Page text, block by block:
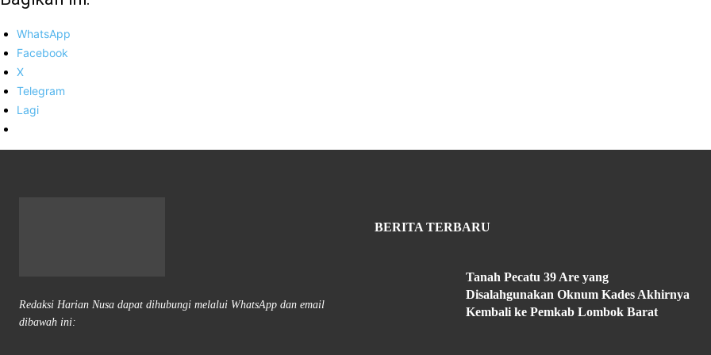
WhatsApp
Facebook
X
Telegram
Lagi
Redaksi Harian Nusa dapat dihubungi melalui WhatsApp dan email
dibawah ini:
BERITA TERBARU
Tanah Pecatu 39 Are yang
Disalahgunakan Oknum Kades Akhirnya
Kembali ke Pemkab Lombok Barat